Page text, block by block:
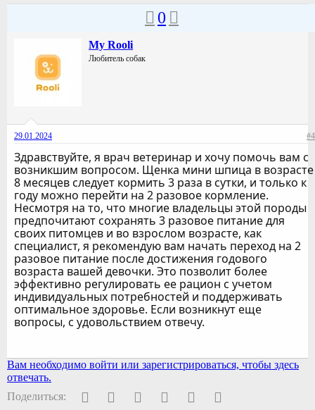
0
My Rooli
Любитель собак
29.01.2024 #4
Здравствуйте, я врач ветеринар и хочу помочь вам с
возникшим вопросом. Щенка мини шпица в возрасте
8 месяцев следует кормить 3 раза в сутки, и только к
году можно перейти на 2 разовое кормление.
Несмотря на то, что многие владельцы этой породы
предпочитают сохранять 3 разовое питание для
своих питомцев и во взрослом возрасте, как
специалист, я рекомендую вам начать переход на 2
разовое питание после достижения годового
возраста вашей девочки. Это позволит более
эффективно регулировать ее рацион с учетом
индивидуальных потребностей и поддерживать
оптимальное здоровье. Если возникнут еще
вопросы, с удовольствием отвечу.
Вам необходимо войти или зарегистрироваться, чтобы здесь
отвечать.
Поделиться:
FacebookTwitter PinterestWhatsAppЭлектронная почта